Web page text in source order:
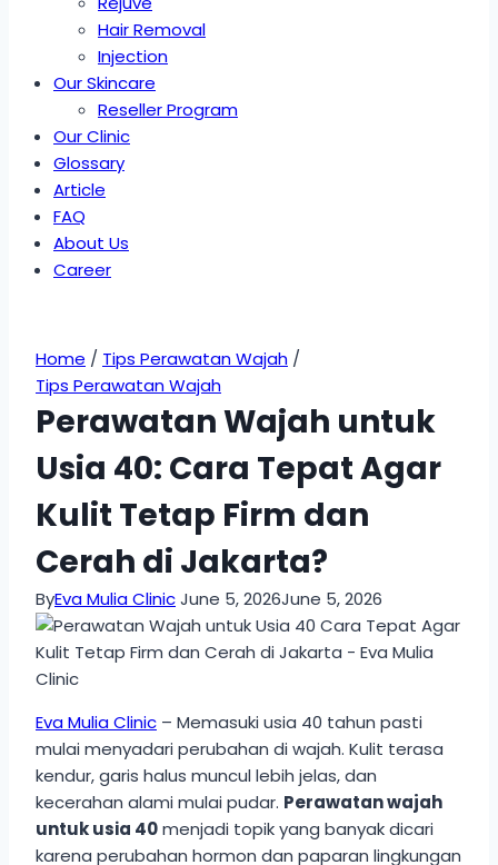
Hair Removal
Injection
Our Skincare
Reseller Program
Our Clinic
Glossary
Article
FAQ
About Us
Career
Home / Tips Perawatan Wajah /
Tips Perawatan Wajah
Perawatan Wajah untuk
Usia 40: Cara Tepat Agar
Kulit Tetap Firm dan
Cerah di Jakarta?
ByEva Mulia ClinicJune 5, 2026June 5, 2026
Eva Mulia Clinic – Memasuki usia 40 tahun pasti
mulai menyadari perubahan di wajah. Kulit terasa
kendur, garis halus muncul lebih jelas, dan
kecerahan alami mulai pudar. Perawatan wajah
untuk usia 40menjadi topik yang banyak dicari
karena perubahan hormon dan paparan lingkungan